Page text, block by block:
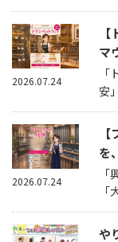
マ
安
2026.07.24
を
2026.07.24
や